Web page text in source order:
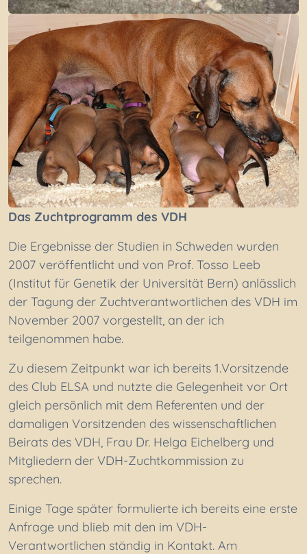
Das Zuchtprogramm des VDH
Die Ergebnisse der Studien in Schweden wurden
2007 veröffentlicht und von Prof. Tosso Leeb
(Institut für Genetik der Universität Bern) anlässlich
der Tagung der Zuchtverantwortlichen des VDH im
November 2007 vorgestellt, an der ich
teilgenommen habe.
Zu diesem Zeitpunkt war ich bereits 1.Vorsitzende
des Club ELSA und nutzte die Gelegenheit vor Ort
gleich persönlich mit dem Referenten und der
damaligen Vorsitzenden des wissenschaftlichen
Beirats des VDH, Frau Dr. Helga Eichelberg und
Mitgliedern der VDH-Zuchtkommission zu
sprechen.
Einige Tage später formulierte ich bereits eine erste
Anfrage und blieb mit den im VDH-
Verantwortlichen ständig in Kontakt. Am